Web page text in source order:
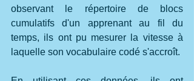
observant le répertoire de blocs
cumulatifs d'un apprenant au fil du
temps, ils ont pu mesurer la vitesse à
laquelle son vocabulaire codé s'accroît.